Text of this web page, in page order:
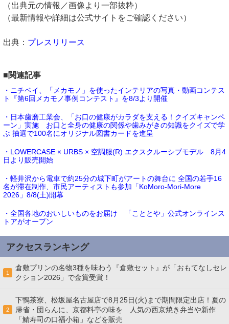
（出典元の情報／画像より一部抜粋）
（最新情報や詳細は公式サイトをご確認ください）
出典： プレスリリース
■関連記事
・ニチベイ、「メカモノ」を使ったインテリアの写真・動画コンテス
ト『第6回メカモノ事例コンテスト』を8/3より開催
・日本歯磨工業会、「お口の健康がカラダを支える！クイズキャンペ
ーン」実施 お口と全身の健康の関係や歯みがきの知識をクイズで学
ぶ 抽選で100名にオリジナル図書カードを進呈
・LOWERCASE × URBS × 空調服(R) エクスクルーシブモデル 8月4
日より販売開始
・軽井沢から電車で約25分の城下町がアートの舞台に 全国の若手16
名が滞在制作、市民アーティストも参加「KoMoro-Mori-More
2026」8/8(土)開幕
・全国各地のおいしいものをお届け 「こととや」公式オンラインス
トアがオープン
アクセスランキング
1
倉敷プリンの名物3種を味わう『倉敷セット』が「おもてなしセレ
クション2026」で金賞受賞！
2
下鴨茶寮、松坂屋名古屋店で8月25日(火)まで期間限定出店！夏の
帰省・団らんに、京都料亭の味を 人気の西京焼き弁当や新作
「鯖寿司の口福小箱」などを販売